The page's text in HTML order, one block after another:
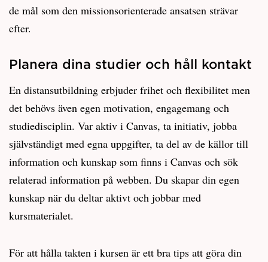
de mål som den missionsorienterade ansatsen strävar
efter.
Planera dina studier och håll kontakt
En distansutbildning erbjuder frihet och flexibilitet men
det behövs även egen motivation, engagemang och
studiedisciplin. Var aktiv i Canvas, ta initiativ, jobba
självständigt med egna uppgifter, ta del av de källor till
information och kunskap som finns i Canvas och sök
relaterad information på webben. Du skapar din egen
kunskap när du deltar aktivt och jobbar med
kursmaterialet.
För att hålla takten i kursen är ett bra tips att göra din